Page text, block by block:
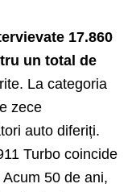
17.860
un total de
La categoria
zece
auto diferiți.
Turbo coincide
50 de ani,